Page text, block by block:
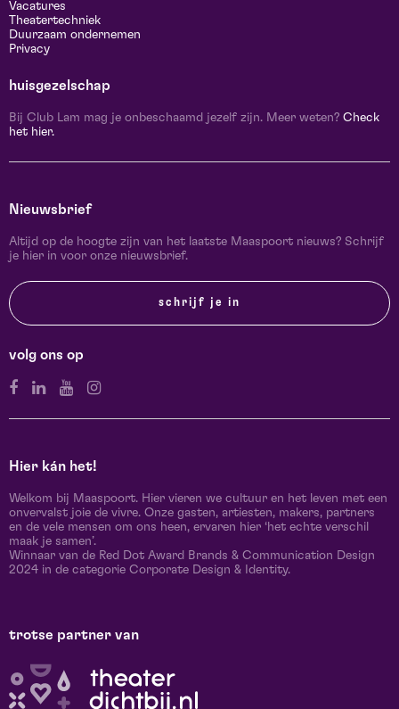
Vacatures
Theatertechniek
Duurzaam ondernemen
Privacy
huisgezelschap
Bij Club Lam mag je onbeschaamd jezelf zijn. Meer weten? Check
het hier.
Nieuwsbrief
Altijd op de hoogte zijn van het laatste Maaspoort nieuws? Schrijf
je hier in voor onze nieuwsbrief.
schrijf je in
volg ons op
Hier kán het!
Welkom bij Maaspoort. Hier vieren we cultuur en het leven met een
onvervalst joie de vivre. Onze gasten, artiesten, makers, partners
en de vele mensen om ons heen, ervaren hier ‘het echte verschil
maak je samen’.
Winnaar van de Red Dot Award Brands & Communication Design
2024 in de categorie Corporate Design & Identity.
trotse partner van